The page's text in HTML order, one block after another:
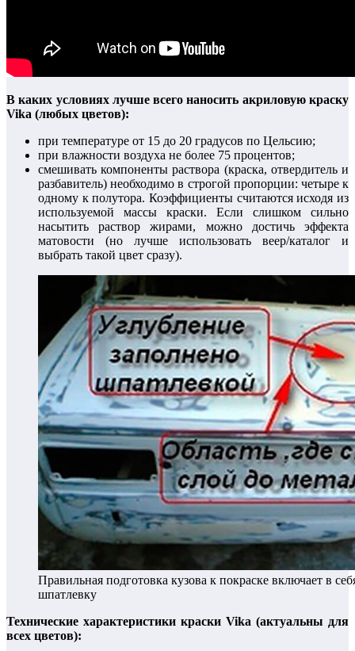
В каких условиях лучше всего наносить акриловую краску
Vika (любых цветов):
при температуре от 15 до 20 градусов по Цельсию;
при влажности воздуха не более 75 процентов;
смешивать компоненты раствора (краска, отвердитель и
разбавитель) необходимо в строгой пропорции: четыре к
одному к полутора. Коэффициенты считаются исходя из
используемой массы краски. Если слишком сильно
насытить раствор жирами, можно достичь эффекта
матовости (но лучше использовать веер/каталог и
выбрать такой цвет сразу).
Правильная подготовка кузова к покраске включает в
шпатлевку
Технические характеристики краски Vika (актуальны для
всех цветов):